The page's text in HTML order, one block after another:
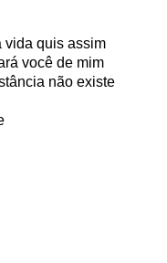
vida quis assim
você de mim
não existe